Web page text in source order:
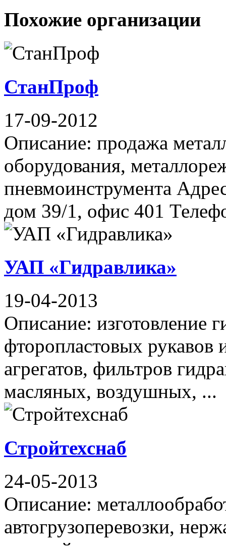
Похожие организации
СтанПроф
17-09-2012
Описание: продажа
оборудования,
пневмоинструмента
дом 39/1, офис 401
УАП «Гидравлика»
19-04-2013
Описание: изготовление
фторопластовых рукавов
агрегатов, фильтров
масляных, воздушных, ...
Стройтехснаб
24-05-2013
Описание:
автогрузоперевозки,